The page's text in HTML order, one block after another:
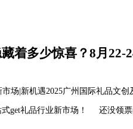
着多少惊喜？8月22-
市场|新机遇2025广州国际礼品文
式get礼品行业新市场！ 还没领